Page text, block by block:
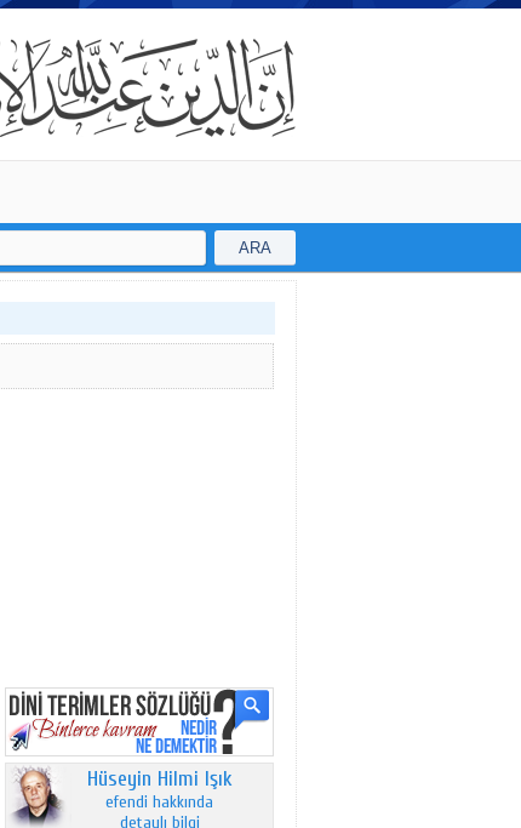
ARA
Hüseyin Hilmi Işık
efendi hakkında
detaylı bilgi